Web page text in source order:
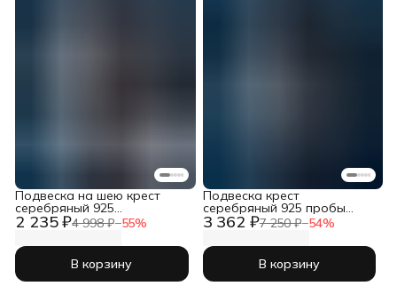
2 235 ₽4 998 ₽−55%
Подвеска на шею крест
серебряный 925
православный
В корзину
3 362 ₽7 250 ₽−54%
Подвеска крест
серебряный 925 пробы
православный
В корзину